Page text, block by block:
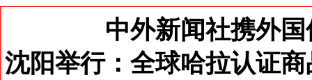
中外新闻社携外
沈阳举行：全球哈拉认证